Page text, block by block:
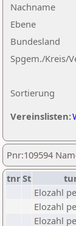
Nachname
Ebene
Sortierung
Bundesland
Spgem./Kreis/
Vereinslisten:
Pnr:109594
tnrSt
Elozahl
Elozahl
Elozahl